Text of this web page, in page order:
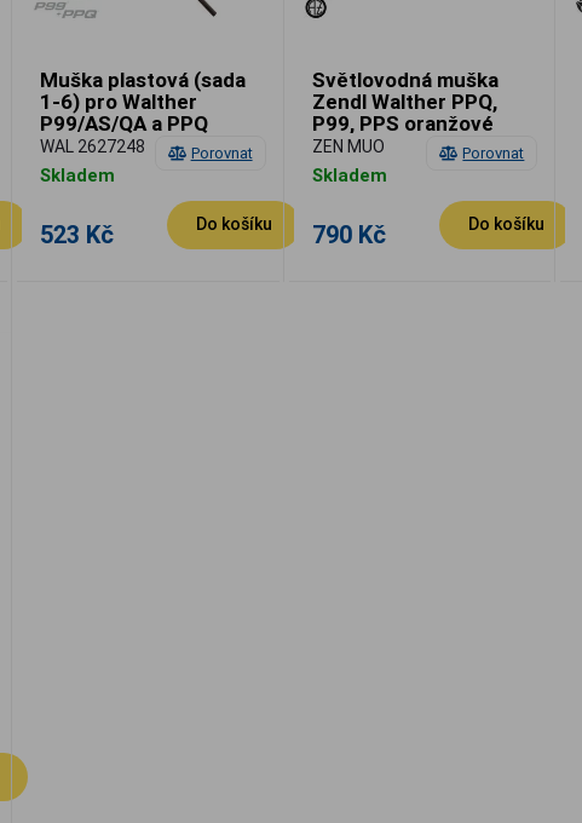
Porovnat
Muška plastová (sada
1-6) pro Walther
P99/AS/QA a PPQ
WAL 2627248
Skladem
523 Kč Do košíku
Porovnat
Světlovodná muška
Zendl Walther PPQ,
P99, PPS oranžové
vlákno
ZEN MUO
Skladem
790 Kč Do košíku